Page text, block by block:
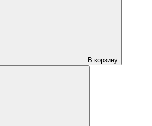
В корзину